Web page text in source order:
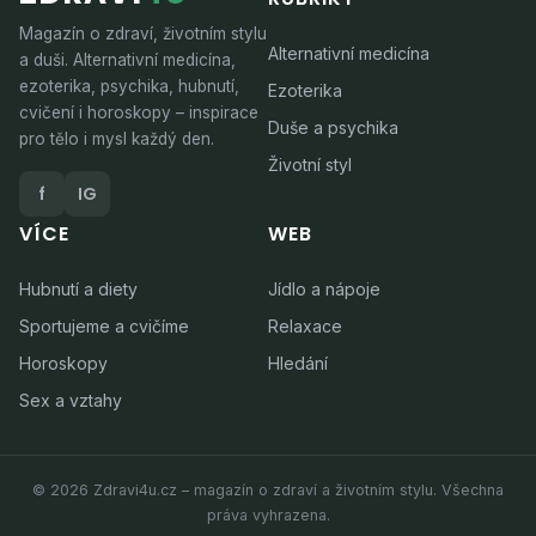
Magazín o zdraví, životním stylu
a duši. Alternativní medicína,
ezoterika, psychika, hubnutí,
cvičení i horoskopy – inspirace
pro tělo i mysl každý den.
f IG
Alternativní medicína
Ezoterika
Duše a psychika
Životní styl
VÍCE
Hubnutí a diety
Sportujeme a cvičíme
Horoskopy
Sex a vztahy
WEB
Jídlo a nápoje
Relaxace
Hledání
© 2026 Zdravi4u.cz – magazín o zdraví a životním stylu. Všechna
práva vyhrazena.